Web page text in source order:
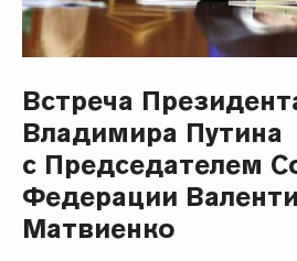
Встреча
Владимира Путина
с Председателем
Федерации
Матвиенко